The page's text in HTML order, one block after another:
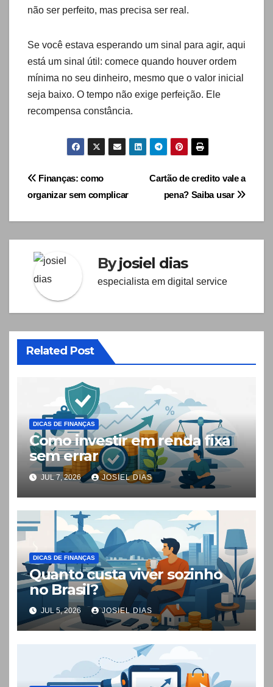
não ser perfeito, mas precisa ser real.
Se você estava esperando um sinal para agir, aqui
está um sinal útil: comece quando houver ordem
mínima no seu dinheiro, mesmo que o valor inicial
seja baixo. O tempo não exige perfeição. Ele
recompensa constância.
Navegação
de
Cartão de credito vale a
pena? Saiba usar
Finanças: como
organizar sem complicar
Byjosiel dias
especialista em digital service
Related Post
DICAS DE FINANÇAS
Como investir em renda fixa
sem errar
JUL 7, 2026 JOSIEL DIAS
DICAS DE FINANÇAS
Quanto custa viver sozinho
no Brasil?
JUL 5, 2026 JOSIEL DIAS